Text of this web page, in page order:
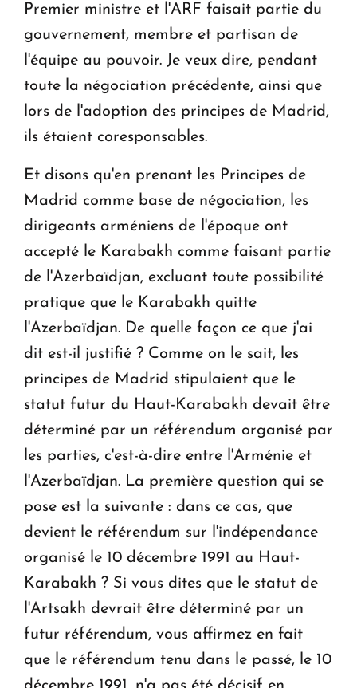
Premier ministre et l'ARF faisait partie du
gouvernement, membre et partisan de
l'équipe au pouvoir. Je veux dire, pendant
toute la négociation précédente, ainsi que
lors de l'adoption des principes de Madrid,
ils étaient coresponsables.
Et disons qu'en prenant les Principes de
Madrid comme base de négociation, les
dirigeants arméniens de l'époque ont
accepté le Karabakh comme faisant partie
de l'Azerbaïdjan, excluant toute possibilité
pratique que le Karabakh quitte
l'Azerbaïdjan. De quelle façon ce que j'ai
dit est-il justifié ? Comme on le sait, les
principes de Madrid stipulaient que le
statut futur du Haut-Karabakh devait être
déterminé par un référendum organisé par
les parties, c'est-à-dire entre l'Arménie et
l'Azerbaïdjan. La première question qui se
pose est la suivante : dans ce cas, que
devient le référendum sur l'indépendance
organisé le 10 décembre 1991 au Haut-
Karabakh ? Si vous dites que le statut de
l'Artsakh devrait être déterminé par un
futur référendum, vous affirmez en fait
que le référendum tenu dans le passé, le 10